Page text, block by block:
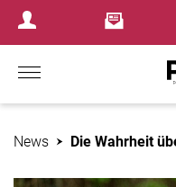
Login Menu
News Die Wahrheit